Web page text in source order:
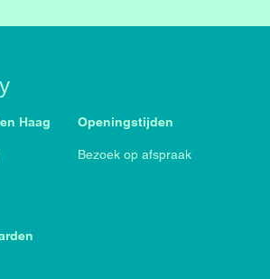
Haag
Openingstijden
Bezoek op afspraak